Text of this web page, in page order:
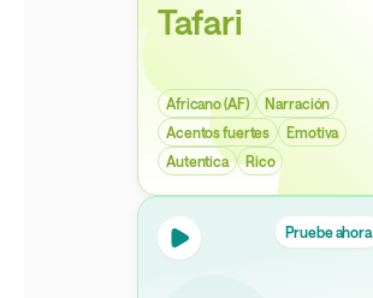
Tafari
Africano (AF)
Narración
Acentos fuertes
Emotiva
Autentica
Rico
Pruebe ahora